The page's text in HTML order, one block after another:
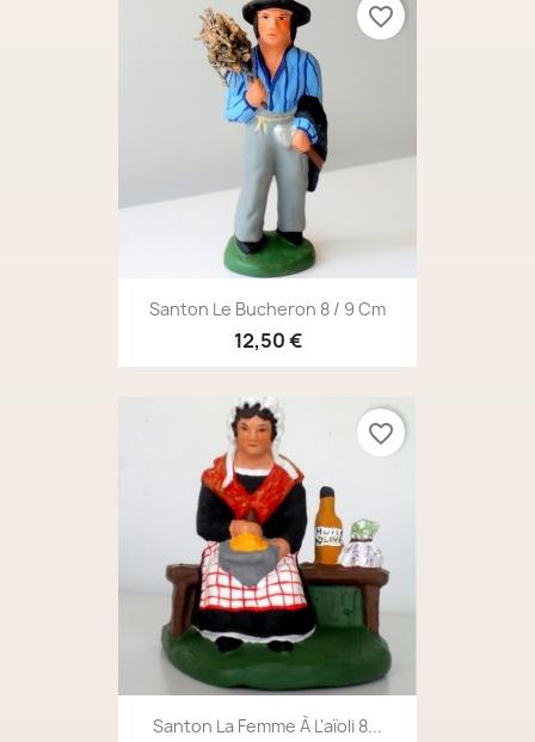
Santon Le Bucheron 8 / 9 Cm
12,50 €
favorite_border
Santon La Femme À L'aïoli 8...
favorite_border